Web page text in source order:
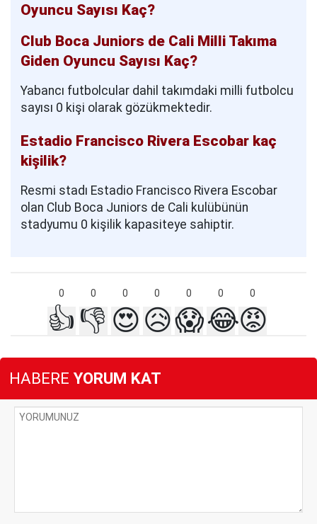
Oyuncu Sayısı Kaç?
Club Boca Juniors de Cali Milli Takıma
Giden Oyuncu Sayısı Kaç?
Yabancı futbolcular dahil takımdaki milli futbolcu
sayısı 0 kişi olarak gözükmektedir.
Estadio Francisco Rivera Escobar kaç
kişilik?
Resmi stadı Estadio Francisco Rivera Escobar
olan Club Boca Juniors de Cali kulübünün
stadyumu 0 kişilik kapasiteye sahiptir.
0 0 0 0 0 0 0
👍 👎 😍😥😱😂😡
HABERE YORUM KAT